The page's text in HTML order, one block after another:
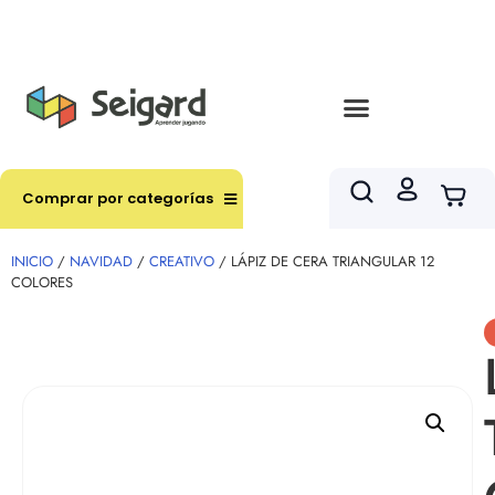
Comprar por categorías
INICIO / NAVIDAD / CREATIVO / LÁPIZ DE CERA TRIANGULAR 12
COLORES